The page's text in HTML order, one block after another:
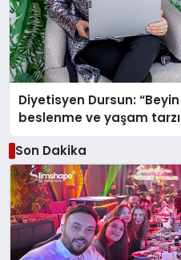
Diyetisyen Dursun:
beslenme ve yaşam
Son Dakika